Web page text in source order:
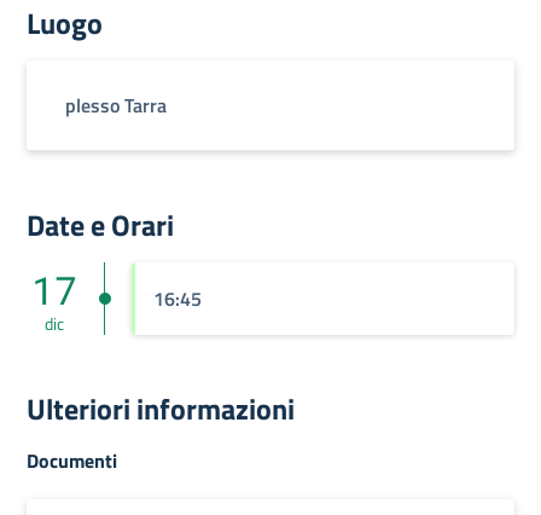
Luogo
plesso Tarra
Date e Orari
17
dic
16:45
Ulteriori informazioni
Documenti